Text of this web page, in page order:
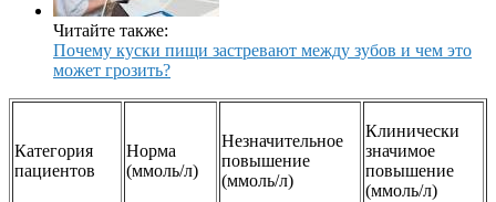
Читайте также:
Почему куски пищи застревают между зубов и чем это
может грозить?
Категория
пациентов
Норма
(ммоль/л)
Незначительное
повышение
(ммоль/л)
Клинически
значимое
повышение
(ммоль/л)